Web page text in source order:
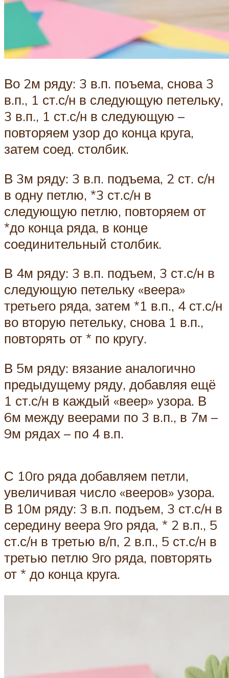
Во 2м ряду: 3 в.п. поъема, снова 3
в.п., 1 ст.с/н в следующую петельку,
3 в.п., 1 ст.с/н в следующую –
повторяем узор до конца круга,
затем соед. столбик.
В 3м ряду: 3 в.п. подъема, 2 ст. с/н
в одну петлю, *3 ст.с/н в
следующую петлю, повторяем от
*до конца ряда, в конце
соединительный столбик.
В 4м ряду: 3 в.п. подъем, 3 ст.с/н в
следующую петельку «веера»
третьего ряда, затем *1 в.п., 4 ст.с/н
во вторую петельку, снова 1 в.п.,
повторять от * по кругу.
В 5м ряду: вязание аналогично
предыдущему ряду, добавляя ещё
1 ст.с/н в каждый «веер» узора. В
6м между веерами по 3 в.п., в 7м –
9м рядах – по 4 в.п.
С 10го ряда добавляем петли,
увеличивая число «вееров» узора.
В 10м ряду: 3 в.п. подъем, 3 ст.с/н в
середину веера 9го ряда, * 2 в.п., 5
ст.с/н в третью в/п, 2 в.п., 5 ст.с/н в
третью петлю 9го ряда, повторять
от * до конца круга.